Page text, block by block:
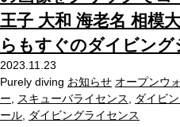
王子 大和 海老名 相模
らもすぐのダイビング
2023.11.23
Purely diving お知らせ オープンウ
ー
スキューバライセンス
ダイビ
ール
ダイビングライセンス